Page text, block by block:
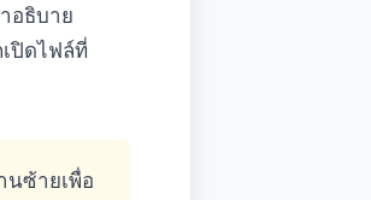
อธิบาย
ปิดไฟล์ที่
ซ้ายเพื่อ